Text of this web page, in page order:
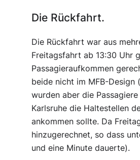
Die Rückfahrt.
Die Rückfahrt war aus
Freitagsfahrt ab 13:30 Uhr
Passagieraufkommen
beide nicht im MFB-Design
wurden aber die
Karlsruhe die Haltestellen
ankommen sollte. Da
hinzugerechnet, so dass
und eine Minute dauerte).